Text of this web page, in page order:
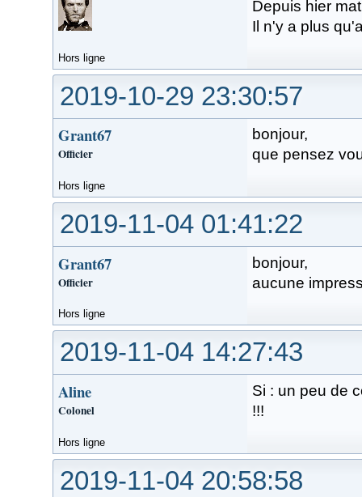
Depuis hier
Il n'y a plus
Hors ligne
2019-10-29 23:30:57
Grant67
Officier
bonjour,
que pensez
Hors ligne
2019-11-04 01:41:22
Grant67
Officier
bonjour,
aucune
Hors ligne
2019-11-04 14:27:43
Aline
Colonel
Si : un peu de
!!!
Hors ligne
2019-11-04 20:58:58